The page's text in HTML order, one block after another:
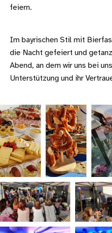
feiern.
Im bayrischen Stil mit
die Nacht gefeiert und
Abend, an dem wir uns bei
Unterstützung und ihr